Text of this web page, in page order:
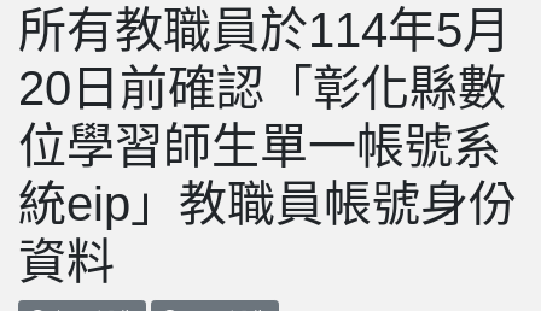
所有教職員於114年5月
20日前確認「彰化縣數
位學習師生單一帳號系
統eip」教職員帳號身份
資料